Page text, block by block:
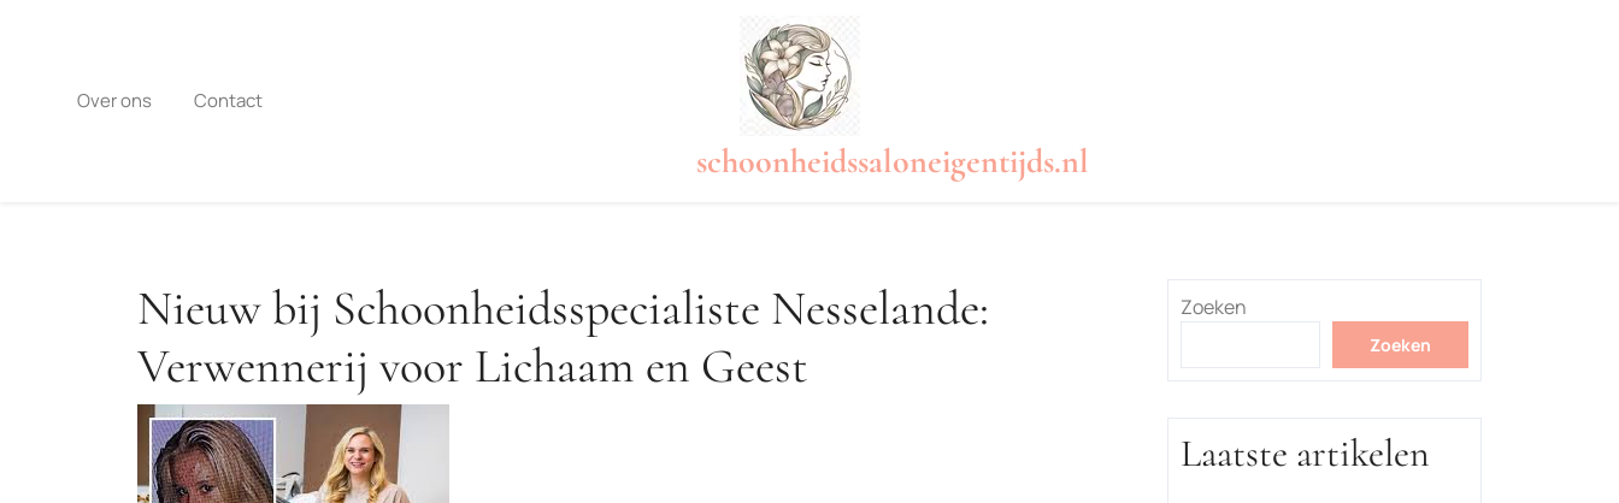
Over ons Contact
schoonheidssaloneigentijds.nl
Nieuw bij Schoonheidsspecialiste Nesselande:
Verwennerij voor Lichaam en Geest
Zoeken
Zoeken
Laatste artikelen